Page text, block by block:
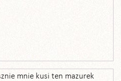
mnie kusi ten mazurek